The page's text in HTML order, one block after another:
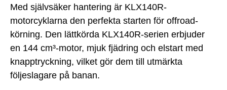
Med självsäker hantering är KLX140R-
motorcyklarna den perfekta starten för offroad-
körning. Den lättkörda KLX140R-serien erbjuder
en 144 cm³-motor, mjuk fjädring och elstart med
knapptryckning, vilket gör dem till utmärkta
följeslagare på banan.